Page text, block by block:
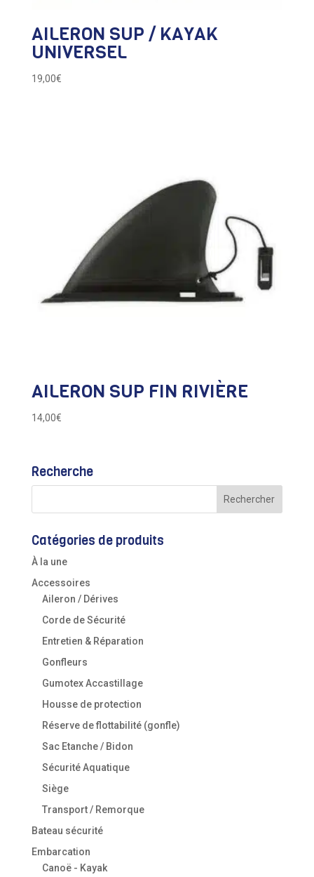
AILERON SUP / KAYAK
UNIVERSEL
19,00€
AILERON SUP FIN RIVIÈRE
14,00€
Recherche
Catégories de produits
À la une
Accessoires
Aileron / Dérives
Corde de Sécurité
Entretien & Réparation
Gonfleurs
Gumotex Accastillage
Housse de protection
Réserve de flottabilité (gonfle)
Sac Etanche / Bidon
Sécurité Aquatique
Siège
Transport / Remorque
Bateau sécurité
Embarcation
Canoë - Kayak